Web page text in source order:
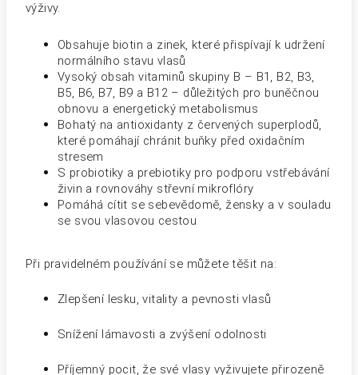
výživy.
Obsahuje biotin a zinek, které přispívají k udržení
normálního stavu vlasů
Vysoký obsah vitaminů skupiny B – B1, B2, B3,
B5, B6, B7, B9 a B12 – důležitých pro buněčnou
obnovu a energetický metabolismus
Bohatý na antioxidanty z červených superplodů,
které pomáhají chránit buňky před oxidačním
stresem
S probiotiky a prebiotiky pro podporu vstřebávání
živin a rovnováhy střevní mikroflóry
Pomáhá cítit se sebevědomě, žensky a v souladu
se svou vlasovou cestou
Při pravidelném používání se můžete těšit na:
Zlepšení lesku, vitality a pevnosti vlasů
Snížení lámavosti a zvýšení odolnosti
Příjemný pocit, že své vlasy vyživujete přirozeně